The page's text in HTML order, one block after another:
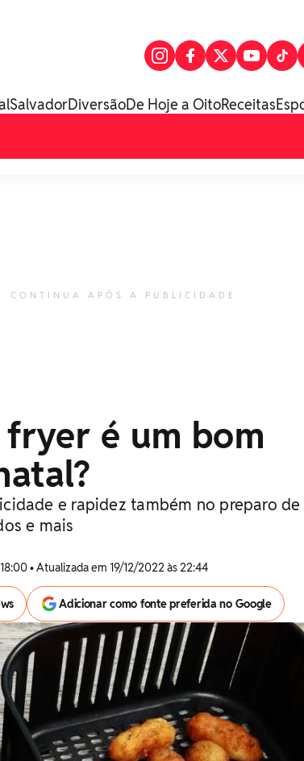
SalvadorDiversãoDe Hoje a OitoReceitas
CONTINUA APÓS A PUBLICIDADE
é um bom
e rapidez também no preparo de
e mais
• Atualizada em 19/12/2022 às 22:44
Adicionar como fonte preferida no Google